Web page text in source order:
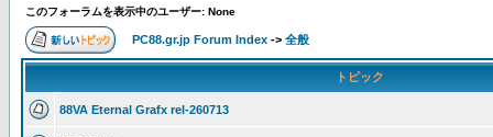
このフォーラムを表示中のユーザー: None
PC88.gr.jp Forum Index -> 全般
トピック
88VA Eternal Grafx rel-260713